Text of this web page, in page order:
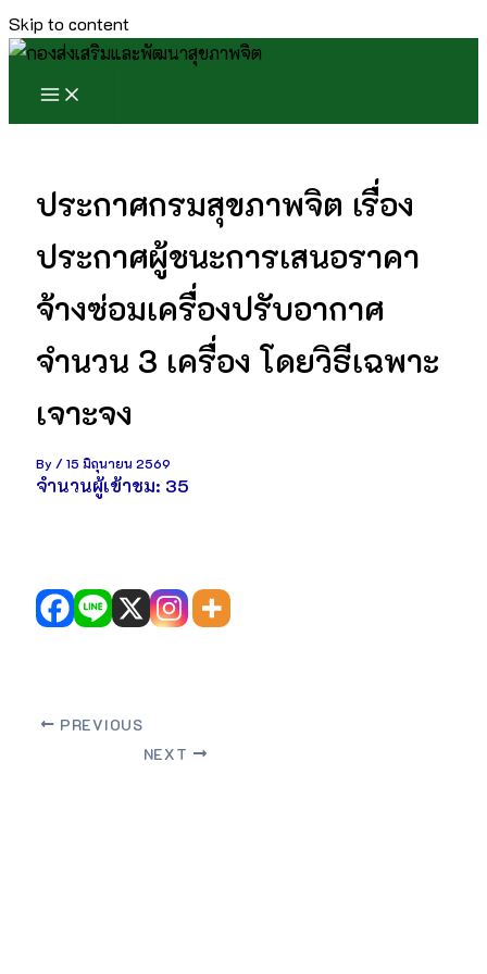
Skip to content
ประกาศกรมสุขภาพจิต เรื่อง
ประกาศผู้ชนะการเสนอราคา
จ้างซ่อมเครื่องปรับอากาศ
จำนวน 3 เครื่อง โดยวิธีเฉพาะ
เจาะจง
By /15 มิถุนายน 2569
จำนวนผู้เข้าชม: 35
PREVIOUS
NEXT